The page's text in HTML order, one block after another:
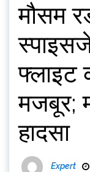
मौसम
फ्लाइट
मजबूर;
हादसा
Expert